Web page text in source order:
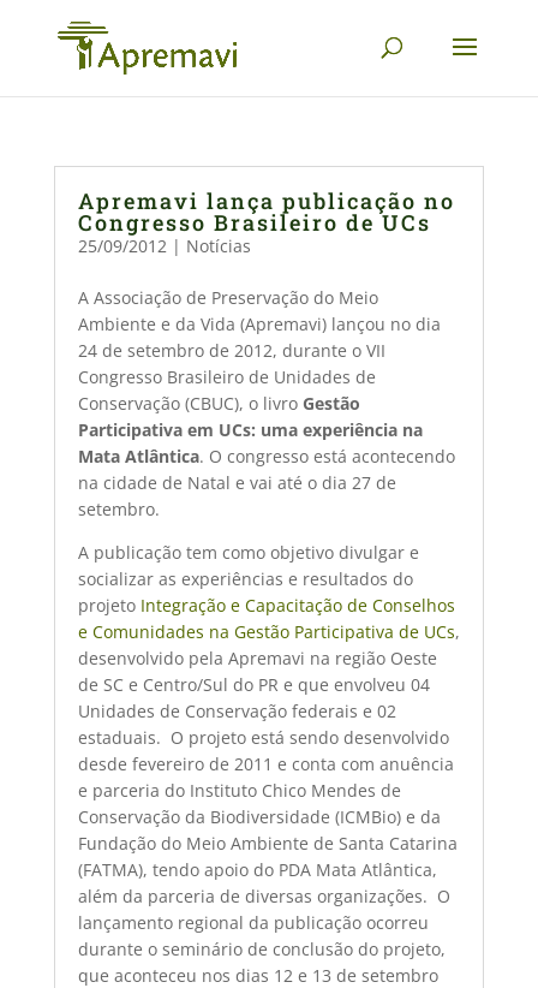
Apremavi lança publicação no
Congresso Brasileiro de UCs
25/09/2012| Notícias
A Associação de Preservação do Meio
Ambiente e da Vida (Apremavi) lançou no dia
24 de setembro de 2012, durante o VII
Congresso Brasileiro de Unidades de
Conservação (CBUC), o livro  Gestão
Participativa em UCs: uma experiência na
Mata Atlântica. O congresso está acontecendo
na cidade de Natal e vai até o dia 27 de
setembro.
A publicação tem como objetivo divulgar e
socializar as experiências e resultados do
projeto  Integração e Capacitação de Conselhos
e Comunidades na Gestão Participativa de UCs,
desenvolvido pela Apremavi na região Oeste
de SC e Centro/Sul do PR e que envolveu 04
Unidades de Conservação federais e 02
estaduais. O projeto está sendo desenvolvido
desde fevereiro de 2011 e conta com anuência
e parceria do Instituto Chico Mendes de
Conservação da Biodiversidade (ICMBio) e da
Fundação do Meio Ambiente de Santa Catarina
(FATMA), tendo apoio do PDA Mata Atlântica,
além da parceria de diversas organizações. O
lançamento regional da publicação ocorreu
durante o seminário de conclusão do projeto,
que aconteceu nos dias 12 e 13 de setembro